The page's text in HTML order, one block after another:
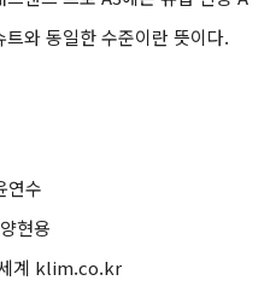
와 동일한 수준이란 뜻이다.
연수
양현용
계 klim.co.kr